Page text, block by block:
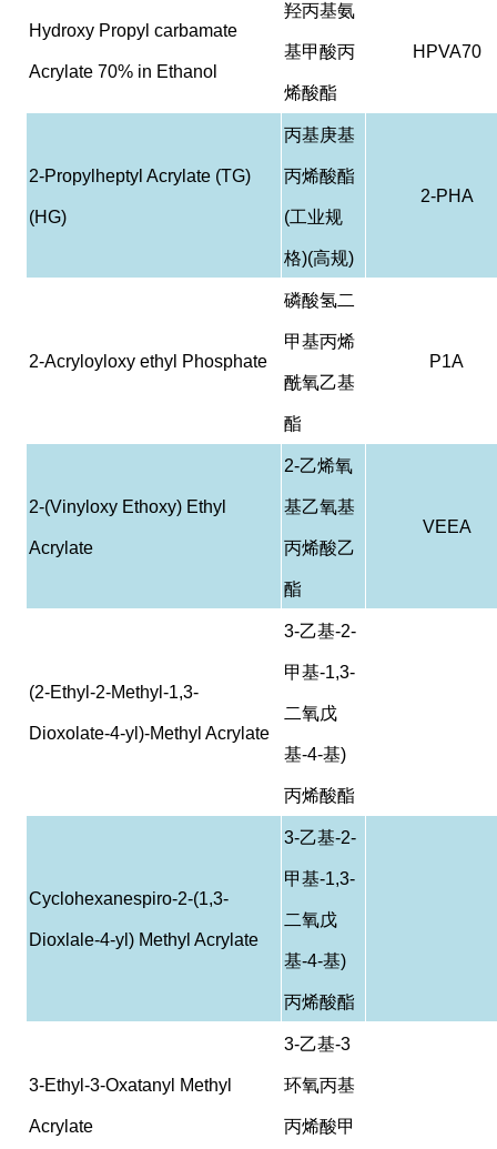
Hydroxy Propyl carbamate
Acrylate 70% in Ethanol
羟丙基氨
基甲酸丙
烯酸酯
HPVA70
2-Propylheptyl Acrylate (TG)
(HG)
丙基庚基
丙烯酸酯
(工业规
格)(高规)
2-PHA
2-Acryloyloxy ethyl Phosphate
磷酸氢二
甲基丙烯
酰氧乙基
酯
P1A
2-(Vinyloxy Ethoxy) Ethyl
Acrylate
2-乙烯氧
基乙氧基
丙烯酸乙
酯
VEEA
(2-Ethyl-2-Methyl-1,3-
Dioxolate-4-yl)-Methyl Acrylate
3-乙基-2-
甲基-1,3-
二氧戊
基-4-基)
丙烯酸酯
Cyclohexanespiro-2-(1,3-
Dioxlale-4-yl) Methyl Acrylate
3-乙基-2-
甲基-1,3-
二氧戊
基-4-基)
丙烯酸酯
3-Ethyl-3-Oxatanyl Methyl
Acrylate
3-乙基-3
环氧丙基
丙烯酸甲